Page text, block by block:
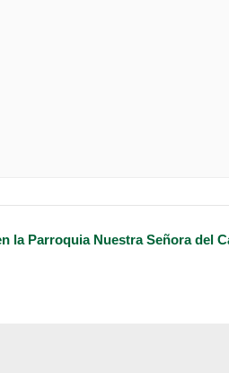
la Parroquia Nuestra Señora del